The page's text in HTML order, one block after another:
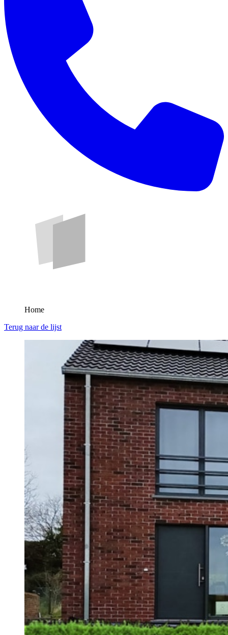
Home
Terug naar de lijst